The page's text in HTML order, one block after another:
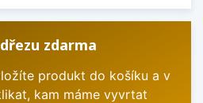
zdarma
produkt do košíku a v
kam máme vyvrtat